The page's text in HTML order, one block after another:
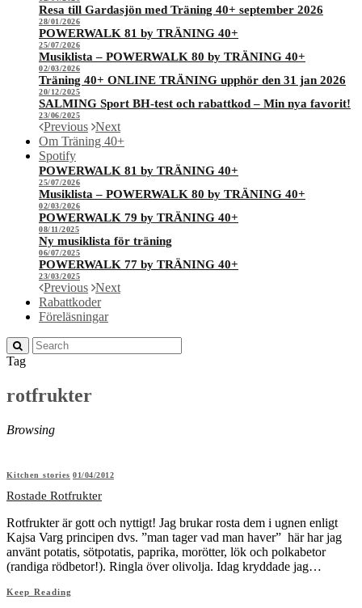
Resa till Gardasjön med Träning 40+ september 2026
28/01/2026
POWERWALK 81 by TRÄNING 40+
25/07/2026
Musiklista – POWERWALK 80 by TRÄNING 40+
02/03/2026
Träning 40+ ONLINE TRÄNING upphör den 31 jan 2026
20/12/2025
SALMING Sport BH-test och rabattkod – Min nya favorit!
23/06/2025
Previous Next
Om Träning 40+
Spotify
POWERWALK 81 by TRÄNING 40+
25/07/2026
Musiklista – POWERWALK 80 by TRÄNING 40+
02/03/2026
POWERWALK 79 by TRÄNING 40+
08/11/2025
Ny musiklista för träning
06/07/2025
POWERWALK 77 by TRÄNING 40+
23/03/2025
Previous Next
Rabattkoder
Föreläsningar
Tag
rotfrukter
Browsing
Kitchen stories 01/04/2012
Rostade Rotfrukter
Rotfrukter är gott och nyttigt! Jag brukar rosta dem i ugnen enligt
Kajsa Varg principen dvs. ”man tager vad man haver” här har jag
använt potatis, sötpotatis, paprika, morötter, lök och polkabetor
(randiga rödbetor!). Ringla över olivolja. Idag kryddade jag…
Keep Reading